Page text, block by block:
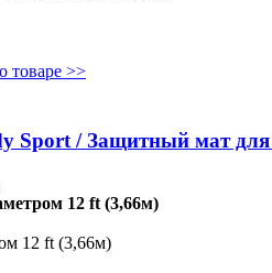
товаре >>
Sport / Защитный мат для
12 ft (3,66м)
12 ft (3,66м)